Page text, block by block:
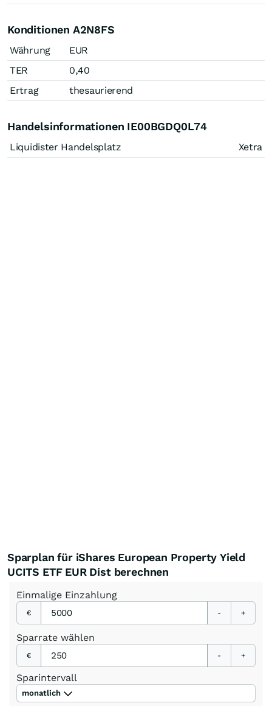
Konditionen A2N8FS
Währung
EUR
TER
0,40
Ertrag
thesaurierend
Handelsinformationen IE00BGDQ0L74
Liquidister Handelsplatz Xetra
Sparplan für iShares European Property Yield
UCITS ETF EUR Dist berechnen
Einmalige Einzahlung
€ - +
Sparrate wählen
€ - +
Sparintervall
monatlich